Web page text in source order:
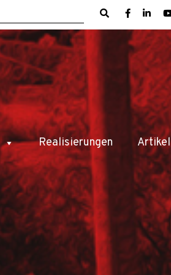
Realisierungen Artikel